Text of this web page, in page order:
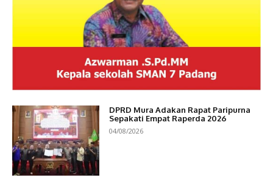
DPRD Mura Adakan Rapat Paripurna
Sepakati Empat Raperda 2026
04/08/2026